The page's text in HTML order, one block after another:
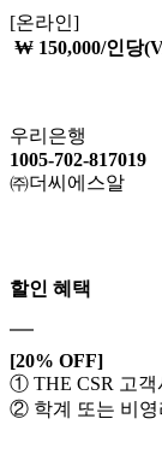
[온라인]
₩ 150,000/인당
우리은행
1005-702-817019
㈜더씨에스알
할인 혜택
[20% OFF]
① THE CSR 고객
② 학계 또는 비영